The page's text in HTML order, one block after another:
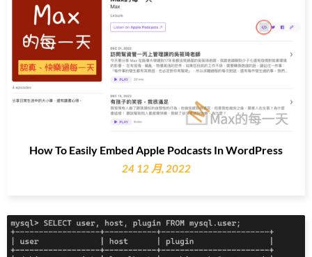
How To Easily Embed Apple Podcasts In WordPress
24 12 月, 2022